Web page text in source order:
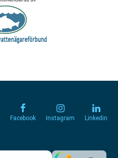
Facebook Instagram Linkedin